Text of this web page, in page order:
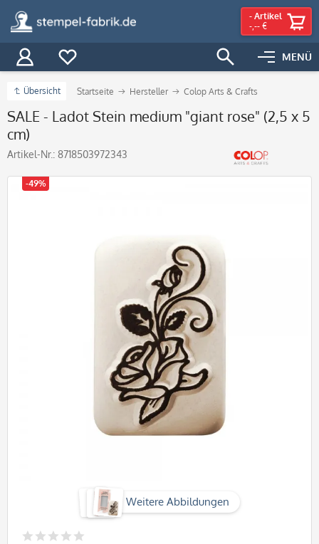
MENÜ
- Artikel
-,-- €
Übersicht Startseite Hersteller Colop Arts & Crafts
SALE - Ladot Stein medium "giant rose" (2,5 x 5
cm)
Artikel-Nr.: 8718503972343
Weitere Abbildungen
-49%